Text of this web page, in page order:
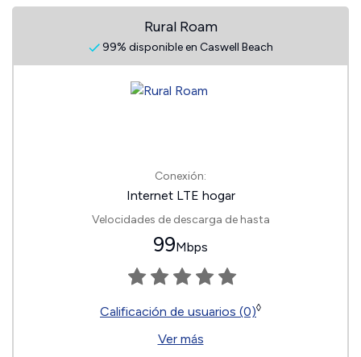
Rural Roam
99% disponible en Caswell Beach
Conexión:
Internet LTE hogar
Velocidades de descarga de hasta
99Mbps
Calificación de usuarios (0)◊
Ver más